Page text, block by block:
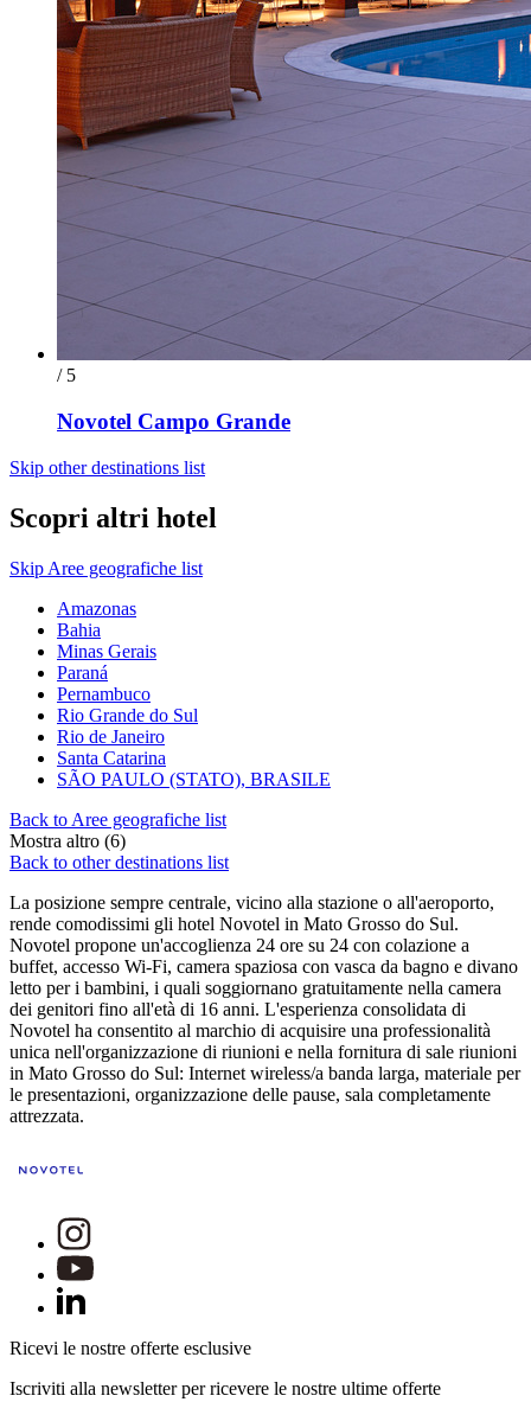
/ 5
Novotel Campo Grande
Skip other destinations list
Scopri altri hotel
Skip Aree geografiche list
Amazonas
Bahia
Minas Gerais
Paraná
Pernambuco
Rio Grande do Sul
Rio de Janeiro
Santa Catarina
SÃO PAULO (STATO), BRASILE
Back to Aree geografiche list
Mostra altro (6)
Back to other destinations list
La posizione sempre centrale, vicino alla stazione o all'aeroporto,
rende comodissimi gli hotel Novotel in Mato Grosso do Sul.
Novotel propone un'accoglienza 24 ore su 24 con colazione a
buffet, accesso Wi-Fi, camera spaziosa con vasca da bagno e divano
letto per i bambini, i quali soggiornano gratuitamente nella camera
dei genitori fino all'età di 16 anni. L'esperienza consolidata di
Novotel ha consentito al marchio di acquisire una professionalità
unica nell'organizzazione di riunioni e nella fornitura di sale riunioni
in Mato Grosso do Sul: Internet wireless/a banda larga, materiale per
le presentazioni, organizzazione delle pause, sala completamente
attrezzata.
Ricevi le nostre offerte esclusive
Iscriviti alla newsletter per ricevere le nostre ultime offerte